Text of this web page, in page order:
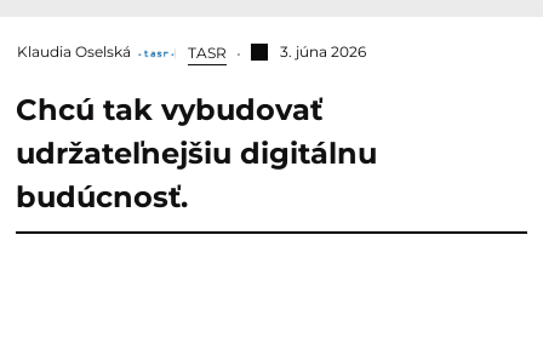
Klaudia Oselská TASR 3. júna 2026
Chcú tak vybudovať
udržateľnejšiu digitálnu
budúcnosť.